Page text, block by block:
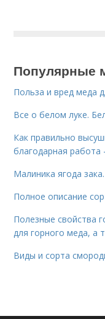
Популярные
Польза и вред меда
Все о белом луке.
Как правильно
благодарная работа
Малиника ягода
Полное описание
Полезные свойства
для горного меда, а
Виды и сорта